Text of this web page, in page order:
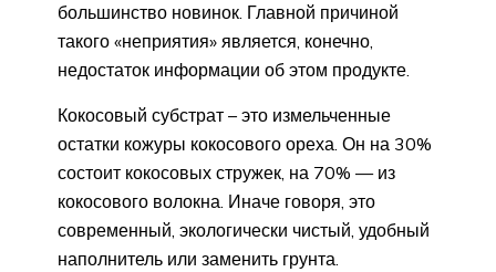
большинство новинок. Главной причиной
такого «неприятия» является, конечно,
недостаток информации об этом продукте.
Кокосовый субстрат – это измельченные
остатки кожуры кокосового ореха. Он на 30%
состоит кокосовых стружек, на 70% — из
кокосового волокна. Иначе говоря, это
современный, экологически чистый, удобный
наполнитель или заменить грунта.